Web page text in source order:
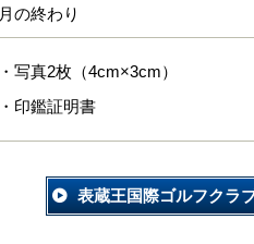
月の終わり
・写真2枚（4cm×3cm）
・印鑑証明書
表蔵王国際ゴルフクラ